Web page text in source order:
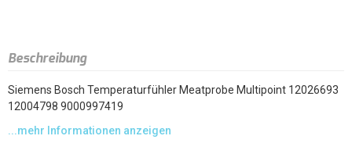
Beschreibung
Siemens Bosch Temperaturfühler Meatprobe Multipoint 12026693
12004798 9000997419